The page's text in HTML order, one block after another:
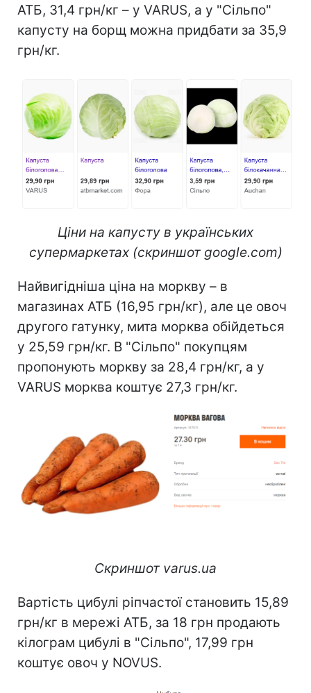
АТБ, 31,4 грн/кг – у VARUS, а у "Сільпо"
капусту на борщ можна придбати за 35,9
грн/кг.
Ціни на капусту в українських
супермаркетах (скриншот google.com)
Найвигідніша ціна на моркву – в
магазинах АТБ (16,95 грн/кг), але це овоч
другого гатунку, мита морква обійдеться
у 25,59 грн/кг. В "Сільпо" покупцям
пропонують моркву за 28,4 грн/кг, а у
VARUS морква коштує 27,3 грн/кг.
Скриншот varus.ua
Вартість цибулі ріпчастої становить 15,89
грн/кг в мережі АТБ, за 18 грн продають
кілограм цибулі в "Сільпо", 17,99 грн
коштує овоч у NOVUS.